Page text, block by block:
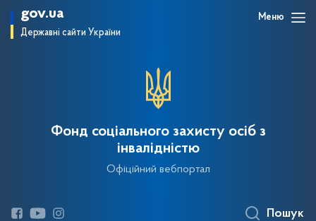
gov.ua
Державні сайти України
Меню
Фонд соціального захисту осіб з
інвалідністю
Офіційний вебпортал
Пошук